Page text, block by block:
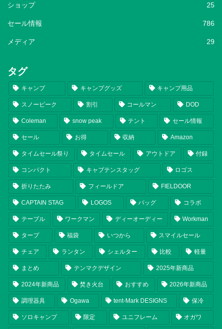
ショップ 25
セール情報 786
メディア 29
タグ
キャンプ キャンプグッズ キャンプ用品
スノーピーク 割引 コールマン DOD
Coleman snow peak テント セール情報
セール お得 収納 Amazon
タイムセール祭り タイムセール アウトドア 付録
コンパクト キャプテンスタッグ ロゴス
折りたたみ フィールドア FIELDOOR
CAPTAIN STAG LOGOS バッグ コラボ
テーブル ワークマン ディーオーディー Workman
タープ 福袋 いつから スマイルセール
チェア ランタン シェルター 比較 軽量
まとめ テンマクデザイン 2025年新商品
2024年新商品 焚き火台 おすすめ 2026年新商品
調理器具 Ogawa tent-Mark DESIGNS 保冷
ソロキャンプ 限定 ユニフレーム オガワ